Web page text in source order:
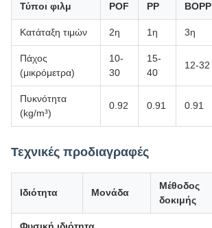
Τύποι φιλμ POF PP BOPP
Κατάταξη τιμών 2η 1η 3η
Πάχος
(μικρόμετρα)
10-
30
15-
40
12-32
Πυκνότητα
(kg/m³)
0.92 0.91 0.91
Τεχνικές προδιαγραφές
Ιδιότητα Μονάδα
Μέθοδος
δοκιμής